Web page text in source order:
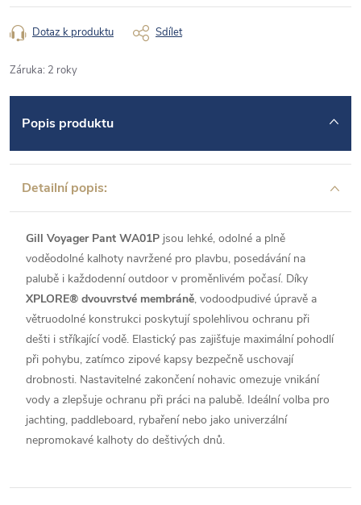
Dotaz k produktu Sdílet
Záruka: 2 roky
Popis produktu
Detailní popis:
Gill Voyager Pant WA01P jsou lehké, odolné a plně
voděodolné kalhoty navržené pro plavbu, posedávání na
palubě i každodenní outdoor v proměnlivém počasí. Díky
XPLORE® dvouvrstvé membráně, vodoodpudivé úpravě a
větruodolné konstrukci poskytují spolehlivou ochranu při
dešti i stříkající vodě. Elastický pas zajišťuje maximální pohodlí
při pohybu, zatímco zipové kapsy bezpečně uschovají
drobnosti. Nastavitelné zakončení nohavic omezuje vnikání
vody a zlepšuje ochranu při práci na palubě. Ideální volba pro
jachting, paddleboard, rybaření nebo jako univerzální
nepromokavé kalhoty do deštivých dnů.